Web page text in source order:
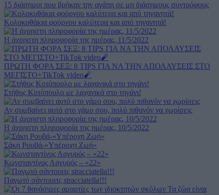
15 διάσημοι που βρήκαν την αγάπη σε μη διάσημους συντρόφους
Κολοκυθάκια φούρνου καλύτερα και από τηγανητά!
Η άχρηστη πληροφορία της ημέρας, 11/5/2022
ΠΡΩΤΗ ΦΟΡΑ ΣΕΞ: 8 TIPS ΓΙΑ ΝΑ ΤΗΝ ΑΠΟΛΑΥΣΕΙΣ ΣΤΟ
ΜΕΓΙΣΤΟ+TikTok video🧨
Στήθος Κοτόπουλο με λαχανικά στο τηγάνι!
Αν συμβαίνει αυτό στο γάμο σου, πολύ πιθανόν να χωρίσεις
Η άχρηστη πληροφορία της ημέρας, 10/5/2022
Σάκη Ρουβά-«Υπέροχη Ζωή»
Κωνσταντίνος Αργυρός – «22»
Παγωτό σάντουιτς stracciatella!!!